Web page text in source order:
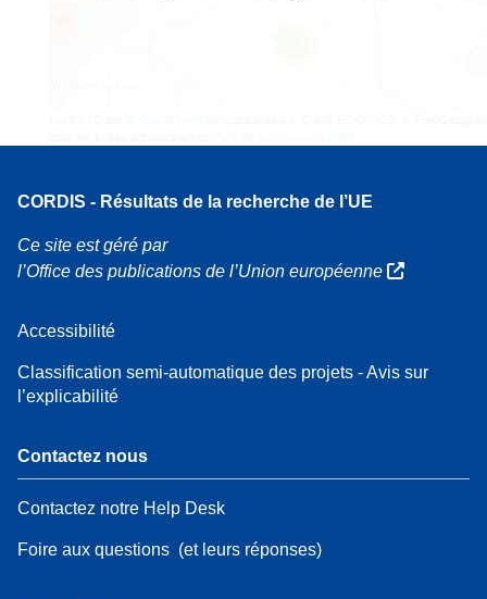
CORDIS - Résultats de la recherche de l’UE
Ce site est géré par
l’Office des publications de l’Union européenne
Accessibilité
Classification semi-automatique des projets - Avis sur
l’explicabilité
Contactez nous
Contactez notre Help Desk
Foire aux questions (et leurs réponses)